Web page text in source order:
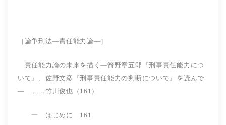
［論争刑法―責任能力論―］
責任能力論の未来を描く―箭野章五郎『刑事責任能力につ
いて』、佐野文彦『刑事責任能力の判断について』を読んで
― ……竹川俊也（161）
一 はじめに 161